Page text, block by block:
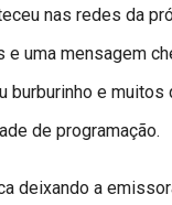
nas redes da
uma mensagem
burburinho e
de programação.
deixando a